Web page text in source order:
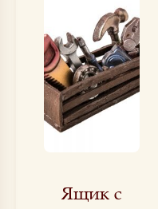
Ящик с